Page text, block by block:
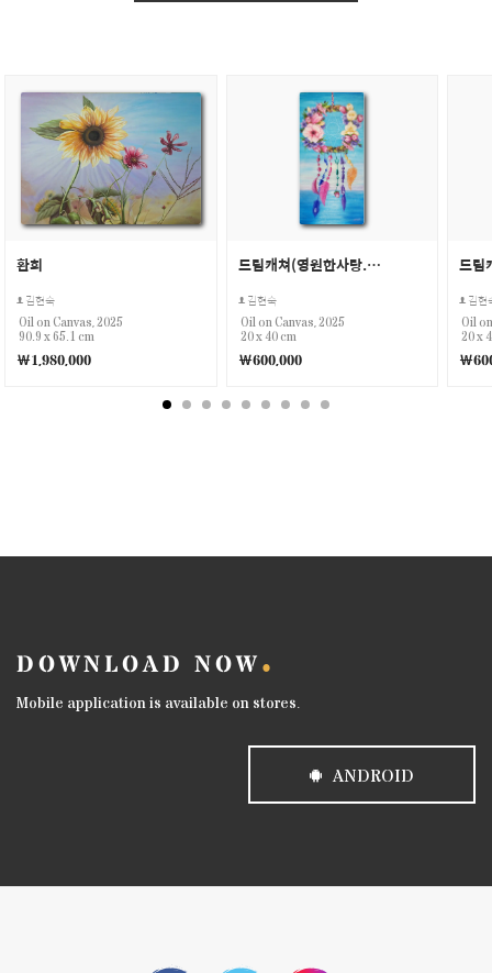
환희
김현숙
Oil on Canvas, 2025
90.9 x 65.1 cm
￦1,980,000
드림캐쳐(영원한사랑.애정.행복의꿈)
김현숙
Oil on Canvas, 2025
20 x 40 cm
￦600,000
김현
Oil
20 x
￦
DOWNLOAD NOW
Mobile application is available on stores.
ANDROID